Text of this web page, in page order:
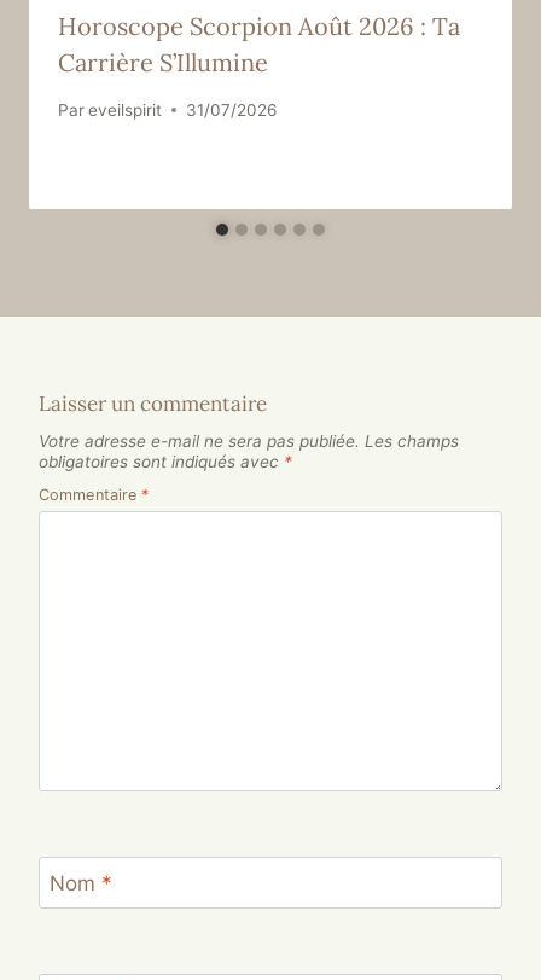
Horoscope Scorpion Août 2026 : Ta
Carrière S’Illumine
Pareveilspirit 31/07/2026
Laisser un commentaire
Votre adresse e-mail ne sera pas publiée. Les champs
obligatoires sont indiqués avec *
Commentaire *
Nom *